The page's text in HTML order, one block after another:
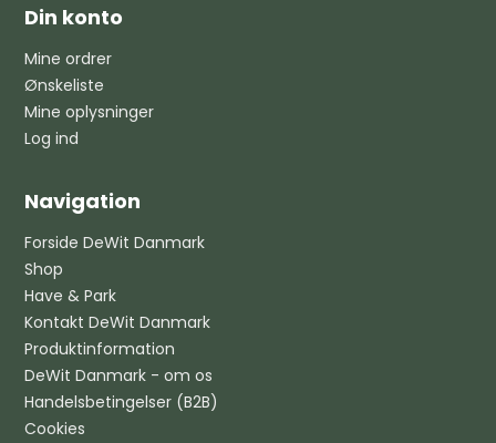
Din konto
Mine ordrer
Ønskeliste
Mine oplysninger
Log ind
Navigation
Forside DeWit Danmark
Shop
Have & Park
Kontakt DeWit Danmark
Produktinformation
DeWit Danmark - om os
Handelsbetingelser (B2B)
Cookies